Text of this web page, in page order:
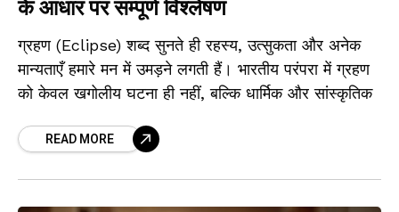
के आधार पर सम्पूर्ण विश्लेषण
ग्रहण (Eclipse) शब्द सुनते ही रहस्य, उत्सुकता और अनेक
मान्यताएँ हमारे मन में उमड़ने लगती हैं। भारतीय परंपरा में ग्रहण
को केवल खगोलीय घटना ही नहीं, बल्कि धार्मिक और सांस्कृतिक
READ MORE